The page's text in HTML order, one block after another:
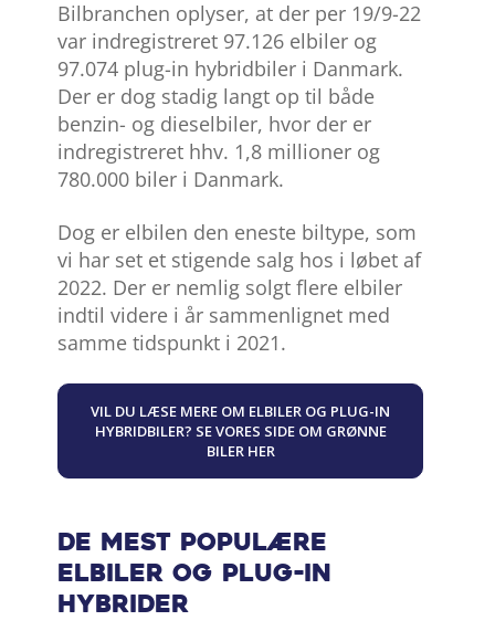
Bilbranchen oplyser, at der per 19/9-22
var indregistreret 97.126 elbiler og
97.074 plug-in hybridbiler i Danmark.
Der er dog stadig langt op til både
benzin- og dieselbiler, hvor der er
indregistreret hhv. 1,8 millioner og
780.000 biler i Danmark.
Dog er elbilen den eneste biltype, som
vi har set et stigende salg hos i løbet af
2022. Der er nemlig solgt flere elbiler
indtil videre i år sammenlignet med
samme tidspunkt i 2021.
VIL DU LÆSE MERE OM ELBILER OG PLUG-IN
HYBRIDBILER? SE VORES SIDE OM GRØNNE
BILER HER
De mest populære
elbiler og plug-in
hybrider